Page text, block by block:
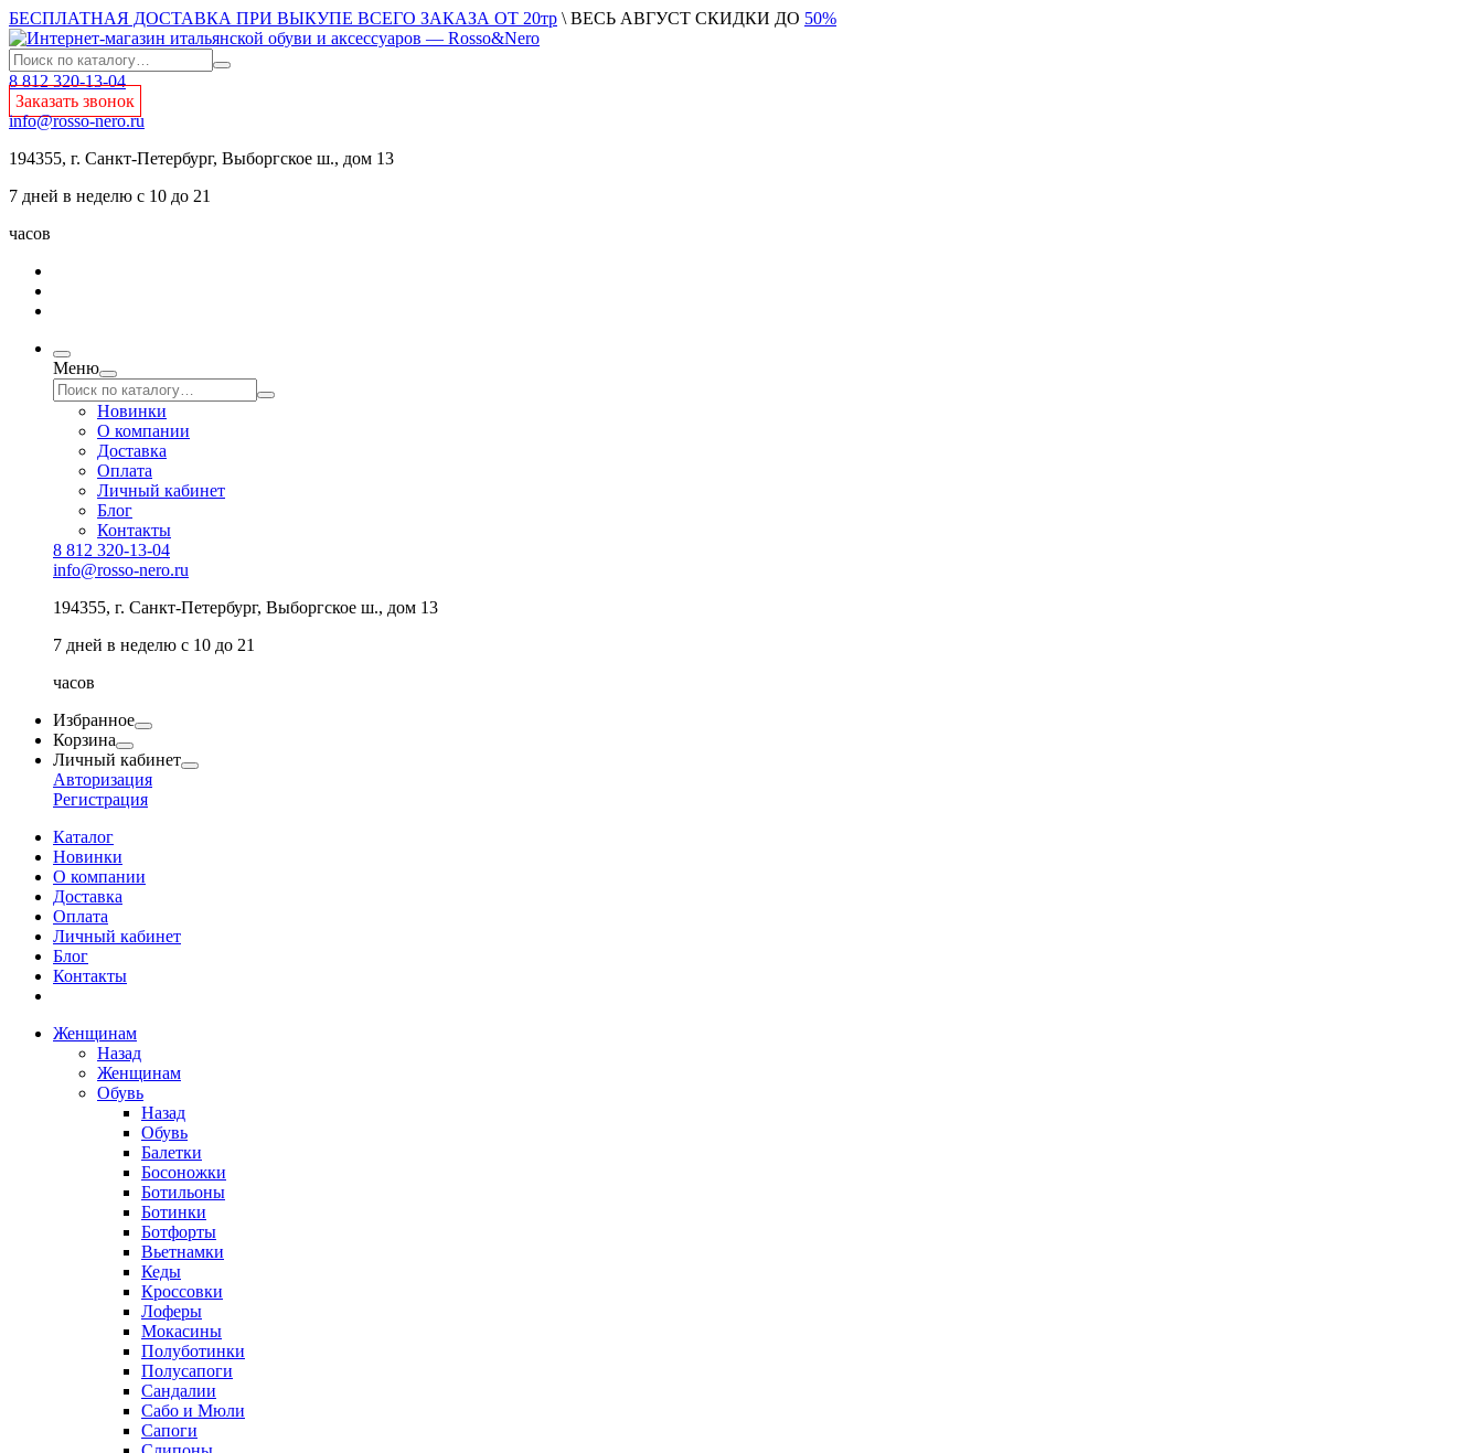
БЕСПЛАТНАЯ ДОСТАВКА ПРИ ВЫКУПЕ ВСЕГО ЗАКАЗА ОТ 20тр \ ВЕСЬ АВГУСТ СКИДКИ ДО 50%
8 812 320-13-04
Заказать звонок
info@rosso-nero.ru
194355, г. Санкт-Петербург, Выборгское ш., дом 13
7 дней в неделю с 10 до 21
часов
Меню
Новинки
О компании
Доставка
Оплата
Личный кабинет
Блог
Контакты
8 812 320-13-04
info@rosso-nero.ru
194355, г. Санкт-Петербург, Выборгское ш., дом 13
7 дней в неделю с 10 до 21
часов
Избранное
Корзина
Личный кабинет
Авторизация
Регистрация
Каталог
Новинки
О компании
Доставка
Оплата
Личный кабинет
Блог
Контакты
Женщинам
Назад
Женщинам
Обувь
Назад
Обувь
Балетки
Босоножки
Ботильоны
Ботинки
Ботфорты
Вьетнамки
Кеды
Кроссовки
Лоферы
Мокасины
Полуботинки
Полусапоги
Сандалии
Сабо и Мюли
Сапоги